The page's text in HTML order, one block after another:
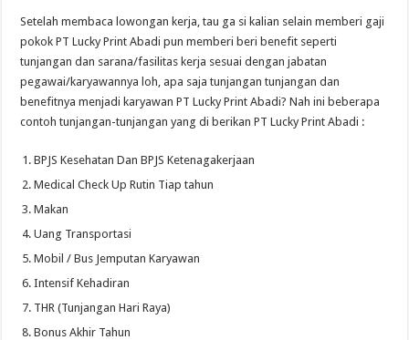
Setelah membaca lowongan kerja, tau ga si kalian selain memberi gaji
pokok PT Lucky Print Abadi pun memberi beri benefit seperti
tunjangan dan sarana/fasilitas kerja sesuai dengan jabatan
pegawai/karyawannya loh, apa saja tunjangan tunjangan dan
benefitnya menjadi karyawan PT Lucky Print Abadi? Nah ini beberapa
contoh tunjangan-tunjangan yang di berikan PT Lucky Print Abadi :
BPJS Kesehatan Dan BPJS Ketenagakerjaan
Medical Check Up Rutin Tiap tahun
Makan
Uang Transportasi
Mobil / Bus Jemputan Karyawan
Intensif Kehadiran
THR (Tunjangan Hari Raya)
Bonus Akhir Tahun